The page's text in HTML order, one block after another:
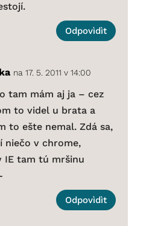
Odpovìdìt
na 17. 5. 2011 v 14:00
tam mám aj ja – cez
to videl u brata a
to ešte nemal. Zdá sa,
niečo v chrome,
IE tam tú mršinu
Odpovìdìt